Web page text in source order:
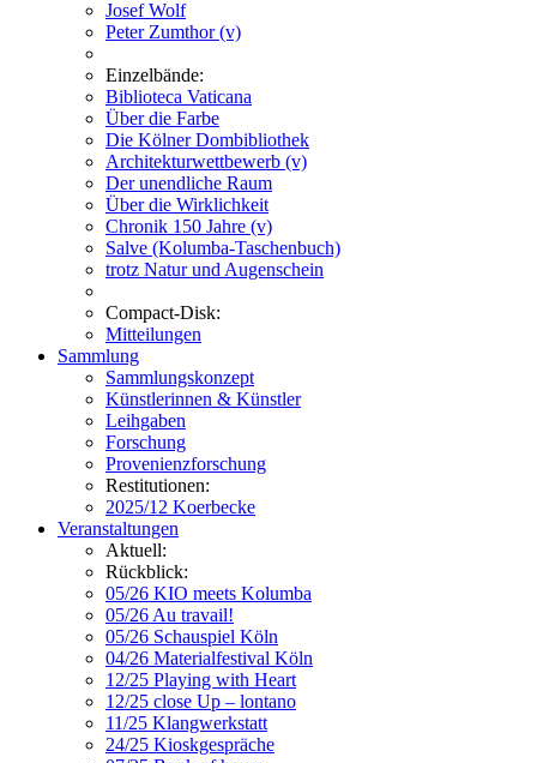
Josef Wolf
Peter Zumthor (v)
Einzelbände:
Biblioteca Vaticana
Über die Farbe
Die Kölner Dombibliothek
Architekturwettbewerb (v)
Der unendliche Raum
Über die Wirklichkeit
Chronik 150 Jahre (v)
Salve (Kolumba-Taschenbuch)
trotz Natur und Augenschein
Compact-Disk:
Mitteilungen
Sammlung
Sammlungskonzept
Künstlerinnen & Künstler
Leihgaben
Forschung
Provenienzforschung
Restitutionen:
2025/12 Koerbecke
Veranstaltungen
Aktuell:
Rückblick:
05/26 KIO meets Kolumba
05/26 Au travail!
05/26 Schauspiel Köln
04/26 Materialfestival Köln
12/25 Playing with Heart
12/25 close Up – lontano
11/25 Klangwerkstatt
24/25 Kioskgespräche